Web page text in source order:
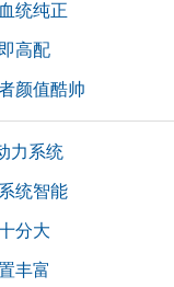
统纯正
高配
颜值酷帅
力系统
统智能
分大
丰富